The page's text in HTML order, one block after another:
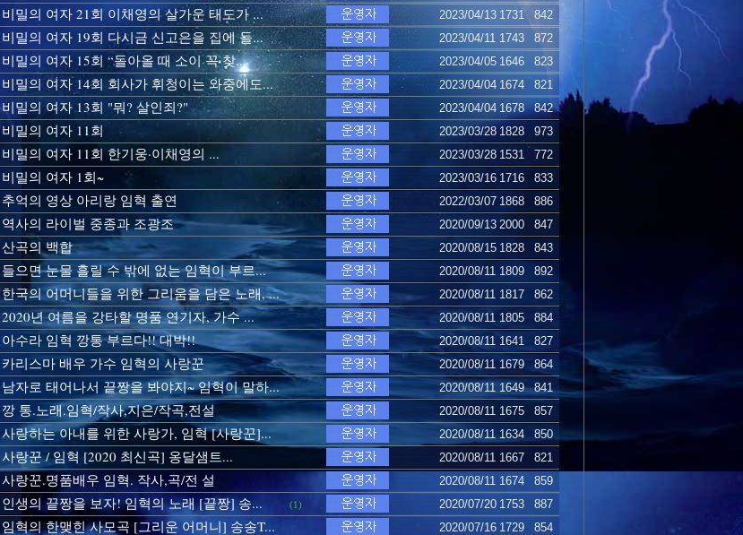
비밀의 여자 21회 이채영의 살가운 태도가 ... 2023/04/13 1731 842
비밀의 여자 19회 다시금 신고은을 집에 들... 2023/04/11 1743 872
비밀의 여자 15회 “돌아올 때 소이 꼭 찾... 2023/04/05 1646 823
비밀의 여자 14회 회사가 휘청이는 와중에도... 2023/04/04 1674 821
비밀의 여자 13회 "뭐? 살인죄?" 2023/04/04 1678 842
비밀의 여자 11회 2023/03/28 1828 973
비밀의 여자 11회 한기웅·이채영의 ... 2023/03/28 1531 772
비밀의 여자 1회~ 2023/03/16 1716 833
추억의 영상 아리랑 임혁 출연 2022/03/07 1868 886
역사의 라이벌 중종과 조광조 2020/09/13 2000 847
산곡의 백합 2020/08/15 1828 843
들으면 눈물 흘릴 수 밖에 없는 임혁이 부르... 2020/08/11 1809 892
한국의 어머니들을 위한 그리움을 담은 노래, ... 2020/08/11 1817 862
2020년 여름을 강타할 명품 연기자, 가수 ... 2020/08/11 1805 884
아수라 임혁 깡통 부르다!! 대박!! 2020/08/11 1641 827
카리스마 배우 가수 임혁의 사랑꾼 2020/08/11 1679 864
남자로 태어나서 끝짱을 봐야지~ 임혁이 말하... 2020/08/11 1649 841
깡 통.노래.임혁/작사,지은/작곡,전설 2020/08/11 1675 857
사랑하는 아내를 위한 사랑가, 임혁 [사랑꾼]... 2020/08/11 1634 850
사랑꾼 / 임혁 [2020 최신곡] 옹달샘트... 2020/08/11 1667 821
사랑꾼.명품배우 임혁. 작사,곡/전 설 2020/08/11 1674 859
인생의 끝짱을 보자! 임혁의 노래 [끝짱] 송... (1) 2020/07/20 1753 887
임혁의 한맺힌 사모곡 [그리운 어머니] 송송T... 2020/07/16 1729 854